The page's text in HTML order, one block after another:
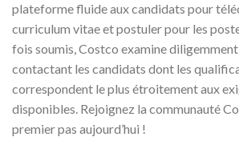
plateforme fluide aux candidats pour
curriculum vitae et postuler pour les
fois soumis, Costco examine
contactant les candidats dont les
correspondent le plus étroitement aux
disponibles. Rejoignez la communauté
premier pas aujourd’hui !